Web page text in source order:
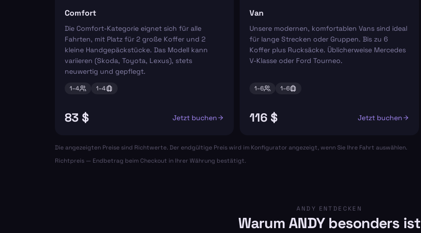
Comfort
Die Comfort-Kategorie eignet sich für alle
Fahrten, mit Platz für 2 große Koffer und 2
kleine Handgepäckstücke. Das Modell kann
variieren (Skoda, Toyota, Lexus), stets
neuwertig und gepflegt.
1–4 1–4
83 $ Jetzt buchen
Van
Unsere modernen, komfortablen Vans sind ideal
für lange Strecken oder Gruppen. Bis zu 6
Koffer plus Rucksäcke. Üblicherweise Mercedes
V-Klasse oder Ford Tourneo.
1–6 1–6
116 $ Jetzt buchen
Die angezeigten Preise sind Richtwerte. Der endgültige Preis wird im Konfigurator angezeigt, wenn Sie Ihre Fahrt auswählen.
Richtpreis — Endbetrag beim Checkout in Ihrer Währung bestätigt.
ANDY ENTDECKEN
Warum ANDY besonders ist